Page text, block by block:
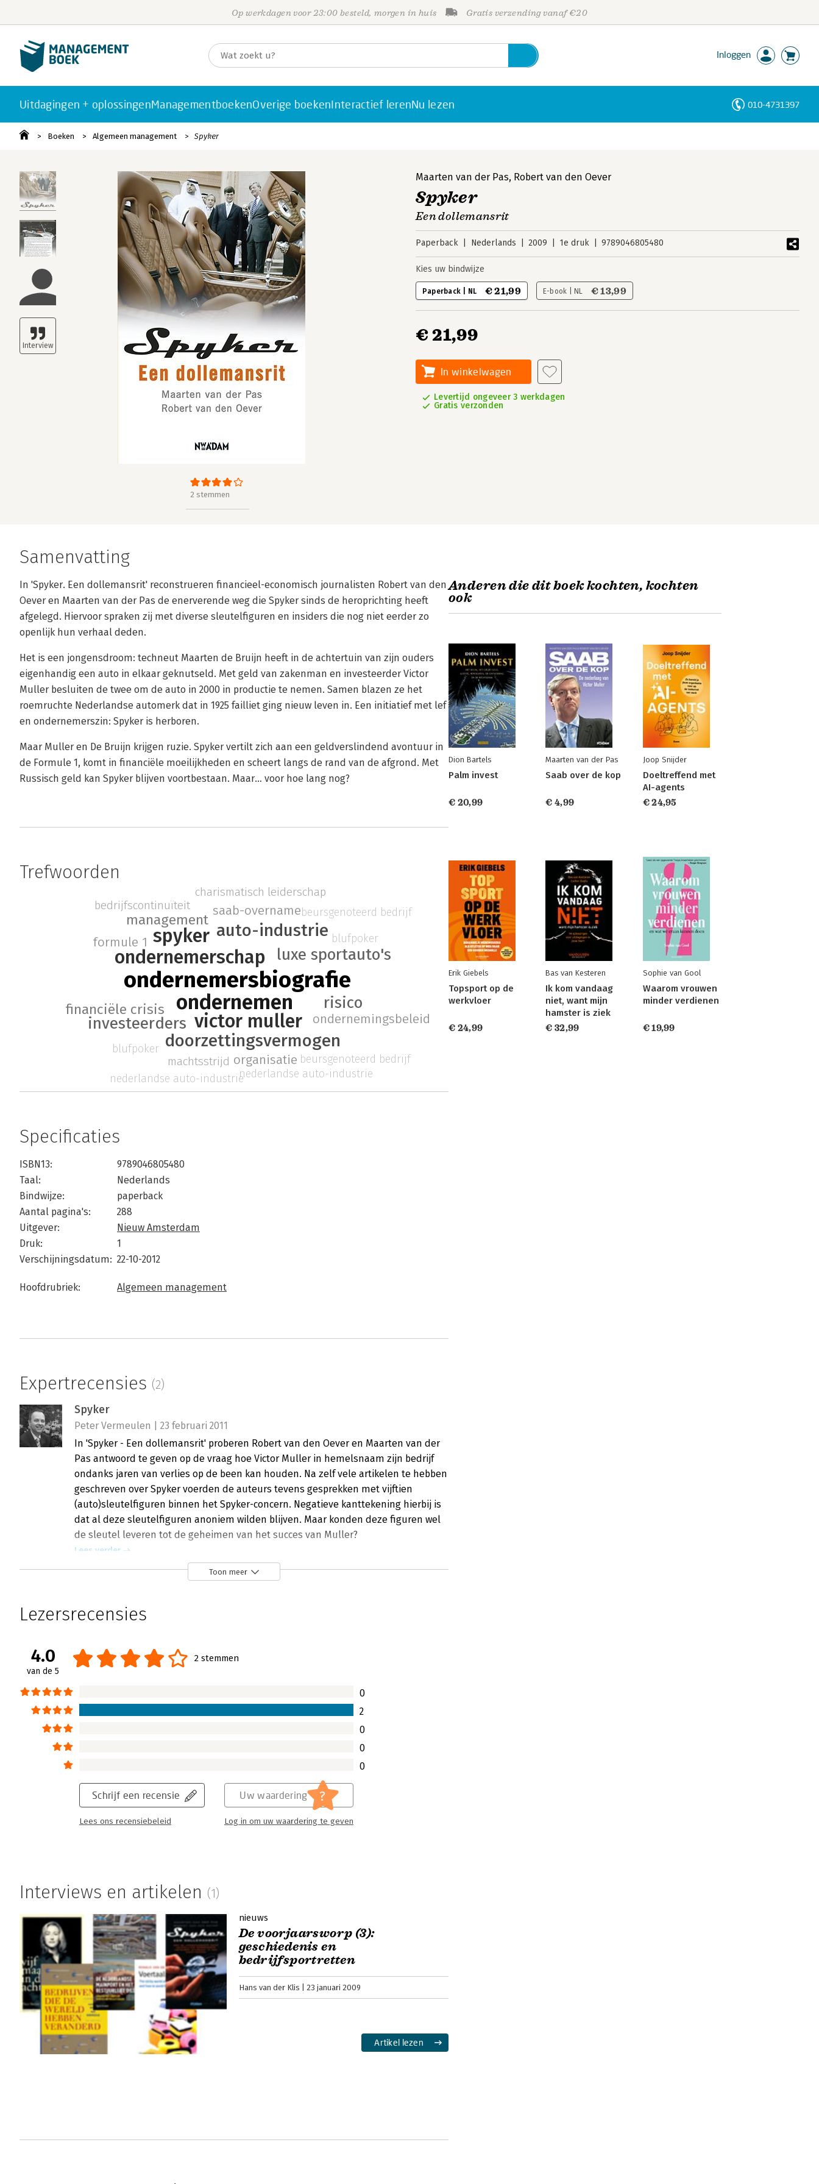
Op werkdagen voor 23:00 besteld, morgen in huis Gratis verzending vanaf €20
Inloggen
Uitdagingen + oplossingenManagementboekenOverige boekenInteractief lerenNu lezen 010-4731397
Boeken Algemeen management Spyker
2 stemmen
Maarten van der Pas, Robert van den Oever
Spyker
Een dollemansrit
Paperback Nederlands 2009 1e druk 9789046805480
Kies uw bindwijze
Paperback | NL € 21,99 E-book | NL € 13,99
€ 21,99
In winkelwagen
Levertijd ongeveer 3 werkdagen
Gratis verzonden
Samenvatting
In 'Spyker. Een dollemansrit' reconstrueren financieel-economisch journalisten Robert van den
Oever en Maarten van der Pas de enerverende weg die Spyker sinds de heroprichting heeft
afgelegd. Hiervoor spraken zij met diverse sleutelfiguren en insiders die nog niet eerder zo
openlijk hun verhaal deden.
Het is een jongensdroom: techneut Maarten de Bruijn heeft in de achtertuin van zijn ouders
eigenhandig een auto in elkaar geknutseld. Met geld van zakenman en investeerder Victor
Muller besluiten de twee om de auto in 2000 in productie te nemen. Samen blazen ze het
roemruchte Nederlandse automerk dat in 1925 failliet ging nieuw leven in. Een initiatief met lef
en ondernemerszin: Spyker is herboren.
Maar Muller en De Bruijn krijgen ruzie. Spyker vertilt zich aan een geldverslindend avontuur in
de Formule 1, komt in financiële moeilijkheden en scheert langs de rand van de afgrond. Met
Russisch geld kan Spyker blijven voortbestaan. Maar… voor hoe lang nog?
Trefwoorden
ondernemersbiografie
ondernemen
ondernemerschap
victor muller
spyker
doorzettingsvermogen
auto-industrie
luxe sportauto's
investeerders
risico
financiële crisis
management
saab-overname
ondernemingsbeleid
organisatie
formule 1
bedrijfscontinuïteit
machtsstrijd
charismatisch leiderschap
blufpoker
beursgenoteerd bedrijf
nederlandse auto-industrie
blufpoker
beursgenoteerd bedrijf
nederlandse auto-industrie
Specificaties
ISBN13:
9789046805480
Taal:
Nederlands
Bindwijze:
paperback
Aantal pagina's:
288
Uitgever:
Nieuw Amsterdam
Druk:
1
Verschijningsdatum: 22-10-2012
Hoofdrubriek: Algemeen management
Expertrecensies (2)
Spyker
Peter Vermeulen | 23 februari 2011
In 'Spyker - Een dollemansrit' proberen Robert van den Oever en Maarten van der
Pas antwoord te geven op de vraag hoe Victor Muller in hemelsnaam zijn bedrijf
ondanks jaren van verlies op de been kan houden. Na zelf vele artikelen te hebben
geschreven over Spyker voerden de auteurs tevens gesprekken met vijftien
(auto)sleutelfiguren binnen het Spyker-concern. Negatieve kanttekening hierbij is
dat al deze sleutelfiguren anoniem wilden blijven. Maar konden deze figuren wel
de sleutel leveren tot de geheimen van het succes van Muller?
Lees verder
Hans van der Klis | 14 september 2009
van den Oever in hun boek over het negen jaar geleden heropgerichte
Nederlandse automerk Spyker. Ze kunnen zich nauwelijks voorstellen dat
zieltogende autofabrikant. Maar het zou niet de eerste keer zijn dat Muller er toch
Toon meer
Lezersrecensies
4.0
van de 5
2 stemmen
0
2
0
0
0
Schrijf een recensie
Lees ons recensiebeleid
Uw waardering ?
Log in om uw waardering te geven
Interviews en artikelen (1)
nieuws
De voorjaarsworp (3):
geschiedenis en
bedrijfsportretten
Hans van der Klis 23 januari 2009
Artikel lezen
Anderen die dit boek kochten, kochten
ook
Dion Bartels
Palm invest
€ 20,99
Maarten van der Pas
Saab over de kop
€ 4,99
Joop Snijder
Doeltreffend met
AI-agents
€ 24,95
Erik Giebels
Topsport op de
werkvloer
€ 24,99
Bas van Kesteren
Ik kom vandaag
niet, want mijn
hamster is ziek
€ 32,99
Sophie van Gool
Waarom vrouwen
minder verdienen
€ 19,99
Personen